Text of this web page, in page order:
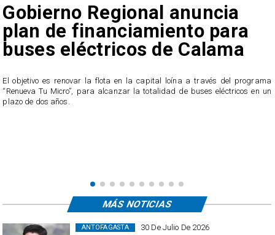
para
del programa
eléctricos en un
Cinco detenidos:
tres puntos de venta
drogas en Antofagasta
Los procedimientos terminaron con la incautación de
drogas, correspondientes a pasta base de
30 De Julio De 2026
ANTOFAGASTA
MÁS NOTICIAS